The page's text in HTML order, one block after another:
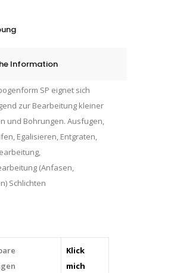
Information
SP eignet sich
zur Bearbeitung kleiner
und Bohrungen. Ausfugen,
Egalisieren, Entgraten,
(Anfasen,
Schlichten
Klick
mich